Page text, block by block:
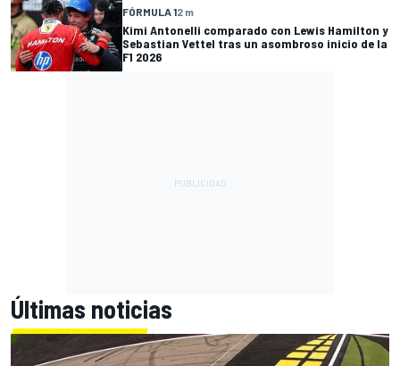
FÓRMULA 12 m
Kimi Antonelli comparado con Lewis Hamilton y
Sebastian Vettel tras un asombroso inicio de la
F1 2026
Últimas noticias